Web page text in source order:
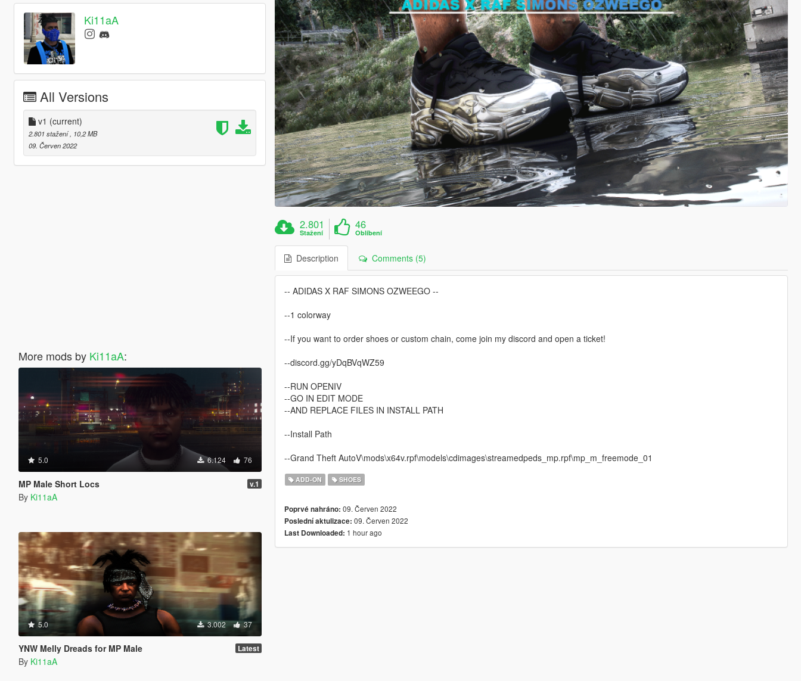
Ki11aA
All Versions
v1 (current)
2.801 stažení , 10,2 MB
09. Červen 2022
More mods by Ki11aA:
5.0 6.124 76
MP Male Short Locs v.1
By Ki11aA
5.0 3.002 37
YNW Melly Dreads for MP Male Latest
By Ki11aA
2.801
Stažení
46
Oblíbení
Description Comments (5)
-- ADIDAS X RAF SIMONS OZWEEGO --
--1 colorway
--If you want to order shoes or custom chain, come join my discord and open a ticket!
--discord.gg/yDqBVqWZ59
--RUN OPENIV
--GO IN EDIT MODE
--AND REPLACE FILES IN INSTALL PATH
--Install Path
--Grand Theft AutoV\mods\x64v.rpf\models\cdimages\streamedpeds_mp.rpf\mp_m_freemode_01
ADD-ON SHOES
Poprvé nahráno: 09. Červen 2022
Poslední aktulizace: 09. Červen 2022
Last Downloaded: 1 hour ago